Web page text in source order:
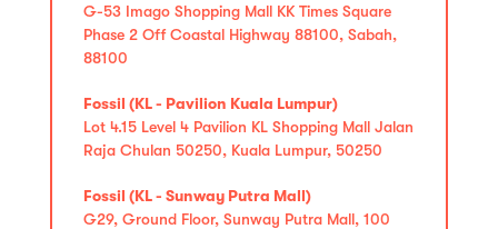
G-53 Imago Shopping Mall KK Times Square
Phase 2 Off Coastal Highway 88100, Sabah,
88100
Fossil (KL - Pavilion Kuala Lumpur)
Lot 4.15 Level 4 Pavilion KL Shopping Mall Jalan
Raja Chulan 50250, Kuala Lumpur, 50250
Fossil (KL - Sunway Putra Mall)
G29, Ground Floor, Sunway Putra Mall, 100